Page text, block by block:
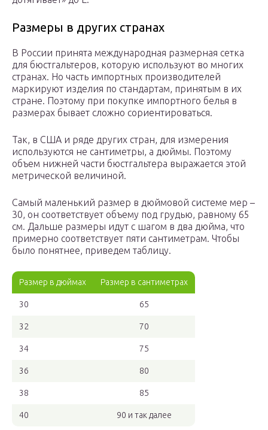
Размеры в других странах
В России принята международная размерная сетка
для бюстгальтеров, которую используют во многих
странах. Но часть импортных производителей
маркируют изделия по стандартам, принятым в их
стране. Поэтому при покупке импортного белья в
размерах бывает сложно сориентироваться.
Так, в США и ряде других стран, для измерения
используются не сантиметры, а дюймы. Поэтому
объем нижней части бюстгальтера выражается этой
метрической величиной.
Самый маленький размер в дюймовой системе мер –
30, он соответствует объему под грудью, равному 65
см. Дальше размеры идут с шагом в два дюйма, что
примерно соответствует пяти сантиметрам. Чтобы
было понятнее, приведем таблицу.
Размер в дюймах Размер в сантиметрах
30 65
32 70
34 75
36 80
38 85
40 90 и так далее